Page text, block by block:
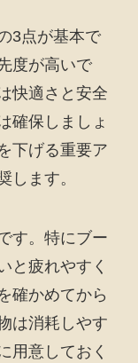
3点が基本で
度が高いで
快適さと安全
確保しましょ
下げる重要ア
します。
す。特にブー
と疲れやすく
確かめてから
は消耗しやす
用意しておく